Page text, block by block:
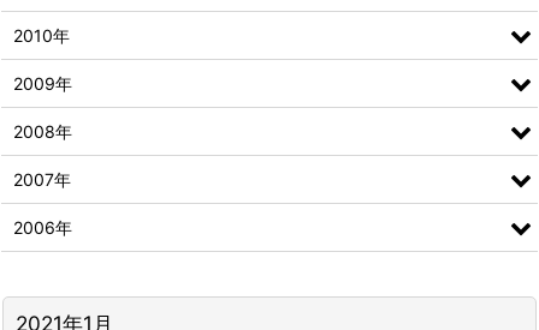
2021年1月
2010年
2009年
2008年
2007年
2006年